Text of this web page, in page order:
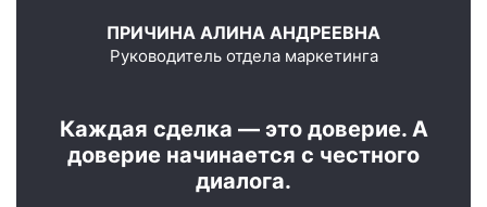
ПРИЧИНА АЛИНА АНДРЕЕВНА
Руководитель отдела маркетинга
Каждая сделка — это доверие. А
доверие начинается с честного
диалога.